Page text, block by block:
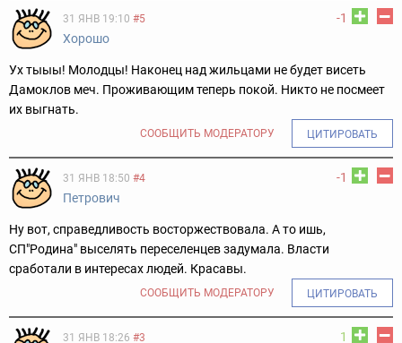
-1
31 ЯНВ 19:10 #5
Хорошо
Ух тыыы! Молодцы! Наконец над жильцами не будет висеть
Дамоклов меч. Проживающим теперь покой. Никто не посмеет
их выгнать.
СООБЩИТЬ МОДЕРАТОРУ ЦИТИРОВАТЬ
-1
31 ЯНВ 18:50 #4
Петрович
Ну вот, справедливость восторжествовала. А то ишь,
СП"Родина" выселять переселенцев задумала. Власти
сработали в интересах людей. Красавы.
СООБЩИТЬ МОДЕРАТОРУ ЦИТИРОВАТЬ
1
31 ЯНВ 18:26 #3